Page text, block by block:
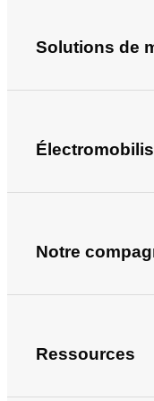
Solutions de
Notre
Ressources